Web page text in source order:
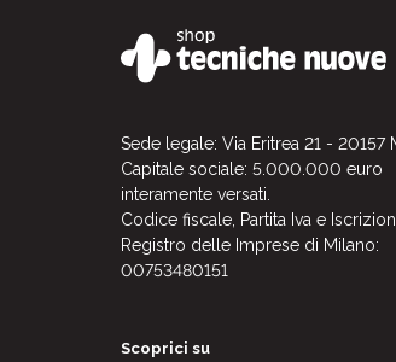
Sede legale: Via Eritrea 21 - 20157
Capitale sociale: 5.000.000 euro
interamente versati.
Codice fiscale, Partita Iva e
Registro delle Imprese di Milano:
00753480151
Scoprici su